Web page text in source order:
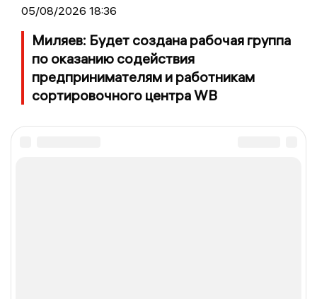
05/08/2026 18:36
Миляев: Будет создана рабочая группа
по оказанию содействия
предпринимателям и работникам
сортировочного центра WB